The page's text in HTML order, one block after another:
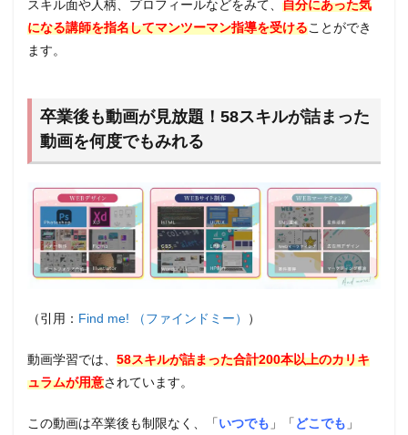
スキル面や人柄、プロフィールなどをみて、 自分にあった気
になる講師を指名してマンツーマン指導を受けることができ
ます。
卒業後も動画が見放題！58スキルが詰まった
動画を何度でもみれる
（引用： Find me! （ファインドミー） ）
動画学習では、 58スキルが詰まった合計200本以上のカリキ
ュラムが用意されています。
この動画は卒業後も制限なく、「いつでも 」「 どこでも 」